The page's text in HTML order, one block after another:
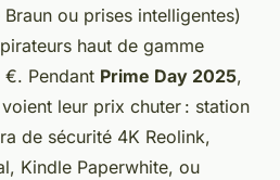
ou prises intelligentes)
haut de gamme
Pendant Prime Day 2025,
leur prix chuter : station
de sécurité 4K Reolink,
Kindle Paperwhite, ou